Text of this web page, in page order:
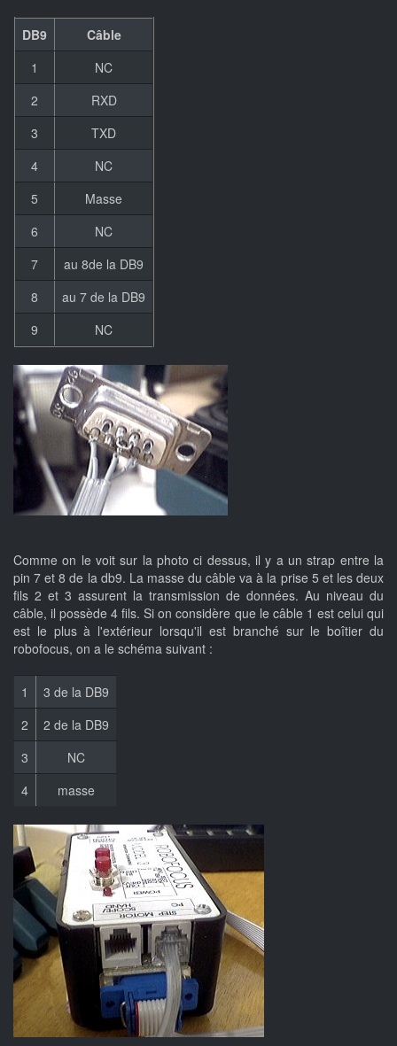
DB9
Câble
1
NC
2
RXD
3
TXD
4
NC
5
Masse
6
NC
7
au 8de la DB9
8
au 7 de la DB9
9
NC
Comme on le voit sur la photo ci dessus, il y a un strap entre la
pin 7 et 8 de la db9. La masse du câble va à la prise 5 et les deux
fils 2 et 3 assurent la transmission de données. Au niveau du
câble, il possède 4 fils. Si on considère que le câble 1 est celui qui
est le plus à l'extérieur lorsqu'il est branché sur le boîtier du
robofocus, on a le schéma suivant :
1
3 de la DB9
2
2 de la DB9
3
NC
4
masse